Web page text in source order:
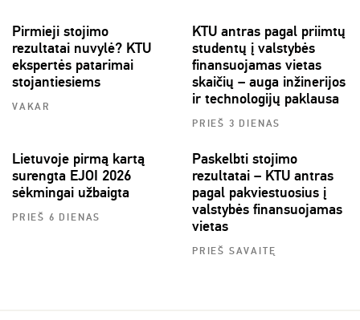
Pirmieji stojimo
rezultatai nuvylė? KTU
ekspertės patarimai
stojantiesiems
VAKAR
KTU antras pagal priimtų
studentų į valstybės
finansuojamas vietas
skaičių – auga inžinerijos
ir technologijų paklausa
PRIEŠ 3 DIENAS
Lietuvoje pirmą kartą
surengta EJOI 2026
sėkmingai užbaigta
PRIEŠ 6 DIENAS
Paskelbti stojimo
rezultatai – KTU antras
pagal pakviestuosius į
valstybės finansuojamas
vietas
PRIEŠ SAVAITĘ